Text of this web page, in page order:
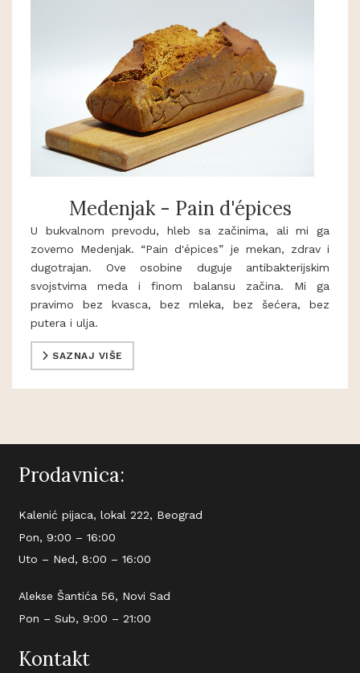
Medenjak - Pain d'épices
U bukvalnom prevodu, hleb sa začinima, ali mi ga
zovemo Medenjak. “Pain d'épices” je mekan, zdrav i
dugotrajan. Ove osobine duguje antibakterijskim
svojstvima meda i finom balansu začina. Mi ga
pravimo bez kvasca, bez mleka, bez šećera, bez
putera i ulja.
SAZNAJ VIŠE
Prodavnica:
Kalenić pijaca, lokal 222, Beograd
Pon, 9:00 – 16:00
Uto – Ned, 8:00 – 16:00
Alekse Šantića 56, Novi Sad
Pon – Sub, 9:00 – 21:00
Kontakt